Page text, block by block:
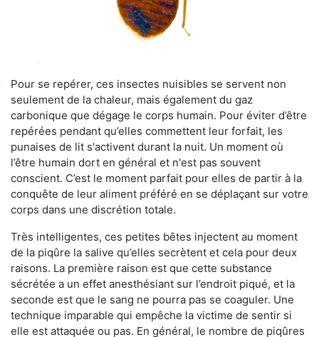
Pour se repérer, ces insectes nuisibles se servent non
seulement de la chaleur, mais également du gaz
carbonique que dégage le corps humain. Pour éviter d’être
repérées pendant qu’elles commettent leur forfait, les
punaises de lit s'activent durant la nuit. Un moment où
l’être humain dort en général et n'est pas souvent
conscient. C’est le moment parfait pour elles de partir à la
conquête de leur aliment préféré en se déplaçant sur votre
corps dans une discrétion totale.
Très intelligentes, ces petites bêtes injectent au moment
de la piqûre la salive qu’elles secrètent et cela pour deux
raisons. La première raison est que cette substance
sécrétée a un effet anesthésiant sur l’endroit piqué, et la
seconde est que le sang ne pourra pas se coaguler. Une
technique imparable qui empêche la victime de sentir si
elle est attaquée ou pas. En général, le nombre de piqûres